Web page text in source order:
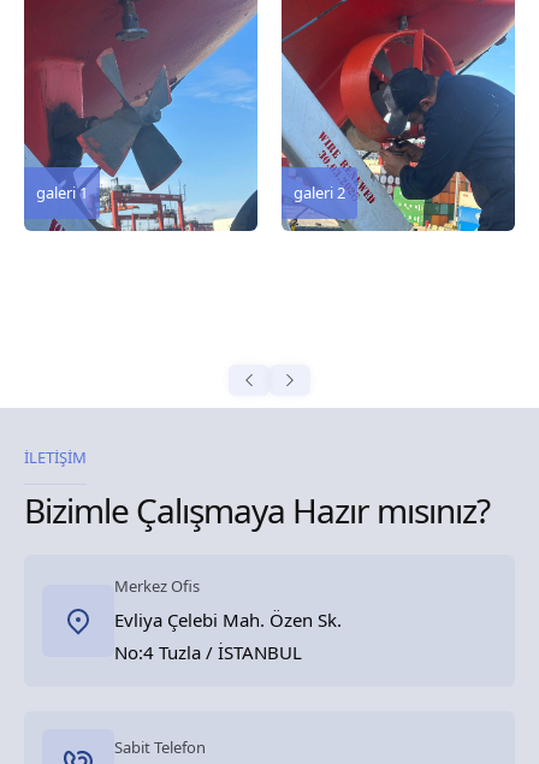
galeri 2
galeri 3
İLETİŞİM
Bizimle Çalışmaya Hazır mısınız?
Merkez Ofis
Evliya Çelebi Mah. Özen Sk.
No:4 Tuzla / İSTANBUL
Sabit Telefon